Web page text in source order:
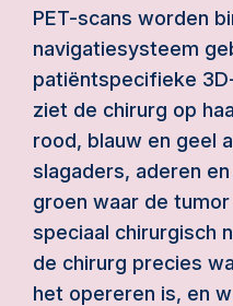
PET-scans worden
navigatiesysteem
patiëntspecifieke
ziet de chirurg op
rood, blauw en geel
slagaders, aderen
groen waar de
speciaal chirurgisch
de chirurg precies
het opereren is, en